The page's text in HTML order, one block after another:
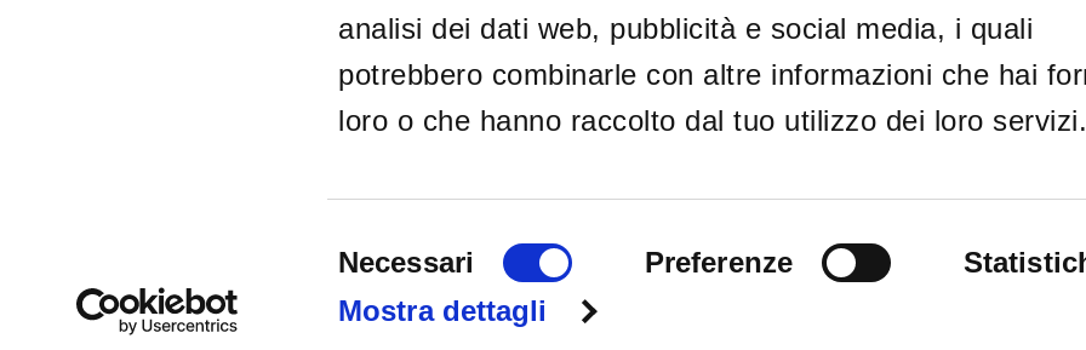
analisi dei dati web, pubblicità e social media, i quali
potrebbero combinarle con altre informazioni che hai
loro o che hanno raccolto dal tuo utilizzo dei loro servizi.
del
consenso
Necessari Preferenze
Mostra dettagli
SEDE LEGAL E OPERATIVA
Hardy Metalúrgica Ltda
Cidade Industrial Satélite de São Paulo
Copyright © 2019 OMCD GROUP